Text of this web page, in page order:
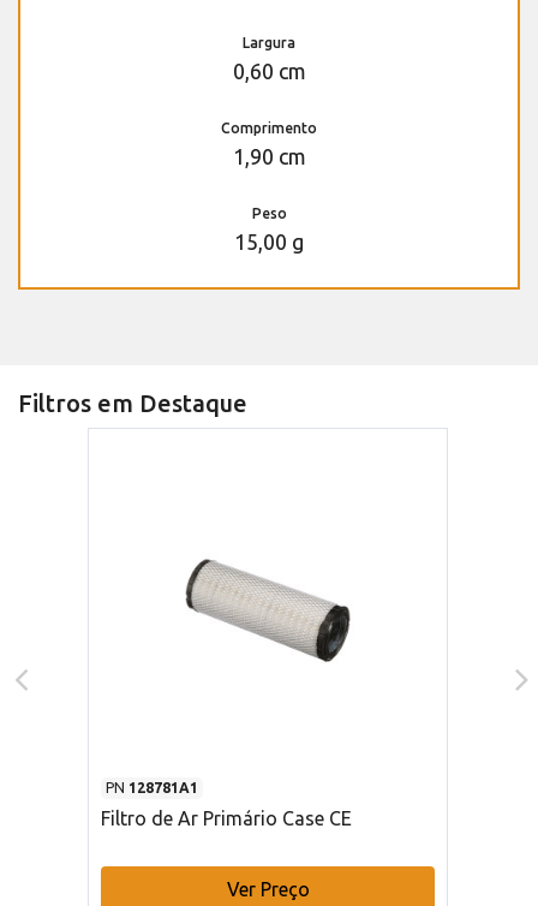
Largura
0,60 cm
Comprimento
1,90 cm
Peso
15,00 g
Filtros em Destaque
PN 128781A1
Filtro de Ar Primário Case CE
Ver Preço